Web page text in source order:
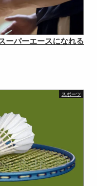
ーパーエースになれる
スポーツ